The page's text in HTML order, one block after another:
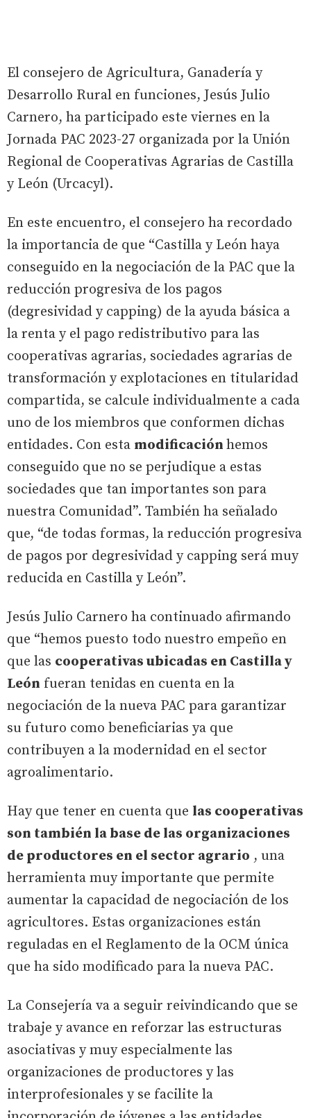
El consejero de Agricultura, Ganadería y
Desarrollo Rural en funciones, Jesús Julio
Carnero, ha participado este viernes en la
Jornada PAC 2023-27 organizada por la Unión
Regional de Cooperativas Agrarias de Castilla
y León (Urcacyl).
En este encuentro, el consejero ha recordado
la importancia de que “Castilla y León haya
conseguido en la negociación de la PAC que la
reducción progresiva de los pagos
(degresividad y capping) de la ayuda básica a
la renta y el pago redistributivo para las
cooperativas agrarias, sociedades agrarias de
transformación y explotaciones en titularidad
compartida, se calcule individualmente a cada
uno de los miembros que conformen dichas
entidades. Con esta modificación hemos
conseguido que no se perjudique a estas
sociedades que tan importantes son para
nuestra Comunidad”. También ha señalado
que, “de todas formas, la reducción progresiva
de pagos por degresividad y capping será muy
reducida en Castilla y León”.
Jesús Julio Carnero ha continuado afirmando
que “hemos puesto todo nuestro empeño en
que las cooperativas ubicadas en Castilla y
León fueran tenidas en cuenta en la
negociación de la nueva PAC para garantizar
su futuro como beneficiarias ya que
contribuyen a la modernidad en el sector
agroalimentario.
Hay que tener en cuenta que las cooperativas
son también la base de las organizaciones
de productores en el sector agrario , una
herramienta muy importante que permite
aumentar la capacidad de negociación de los
agricultores. Estas organizaciones están
reguladas en el Reglamento de la OCM única
que ha sido modificado para la nueva PAC.
La Consejería va a seguir reivindicando que se
trabaje y avance en reforzar las estructuras
asociativas y muy especialmente las
organizaciones de productores y las
interprofesionales y se facilite la